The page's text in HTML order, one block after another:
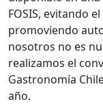
FOSIS, evitando
promoviendo
nosotros no es
realizamos el
Gastronomía
año.